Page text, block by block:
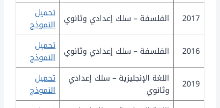
2017
الفلسفة – سلك إعدادي وثانوي تحميل
النموذج
2016
الفلسفة – سلك إعدادي وثانوي تحميل
النموذج
2019
اللغة الإنجليزية – سلك إعدادي
وثانوي
تحميل
النموذج